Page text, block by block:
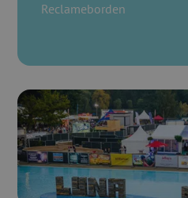
Reclameborden